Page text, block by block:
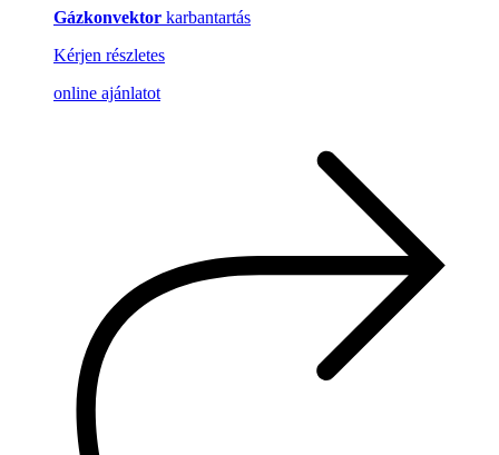
Gázkonvektor karbantartás
Kérjen részletes
online ajánlatot